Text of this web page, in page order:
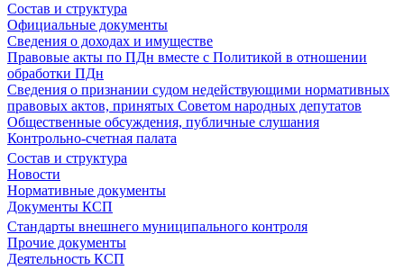
Состав и структура
Официальные документы
Сведения о доходах и имуществе
Правовые акты по ПДн вместе с Политикой в отношении
обработки ПДн
Сведения о признании судом недействующими нормативных
правовых актов, принятых Советом народных депутатов
Общественные обсуждения, публичные слушания
Контрольно-счетная палата
Состав и структура
Новости
Нормативные документы
Документы КСП
Стандарты внешнего муниципального контроля
Прочие документы
Деятельность КСП